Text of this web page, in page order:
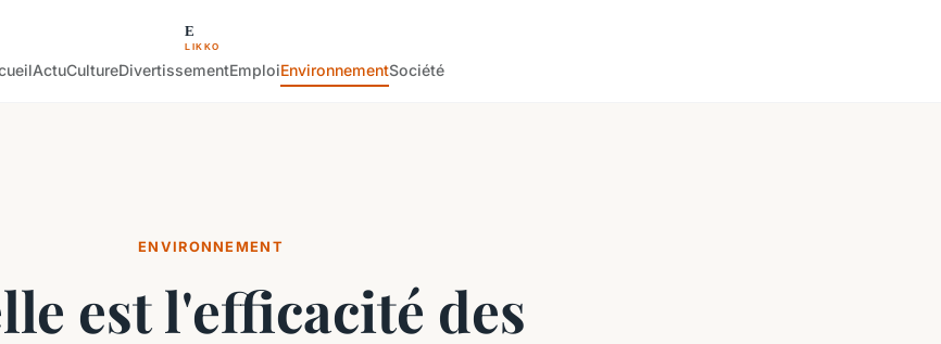
ActuCultureDivertissementEmploiEnvironnementSociété
ENVIRONNEMENT
est l'efficacité des